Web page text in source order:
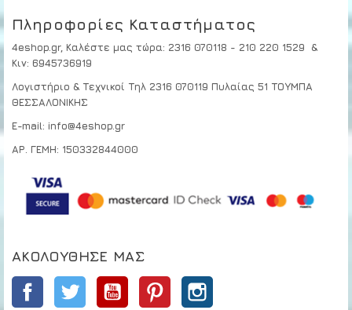
Πληροφορίες Καταστήματος
4eshop.gr, Καλέστε μας τώρα: 2316 070118 - 210 220 1529
&
Κιν: 6945736919
Λογιστήριο & Τεχνικοί Τηλ 2316 070119 Πυλαίας 51 ΤΟΥΜΠΑ
ΘΕΣΣΑΛΟΝΙΚΗΣ
E-mail: info@4eshop.gr
ΑΡ. ΓΕΜΗ: 150332844000
ΑΚΟΛΟΎΘΗΣΕ ΜΑΣ
Facebook Twitter YouTube Pinterest